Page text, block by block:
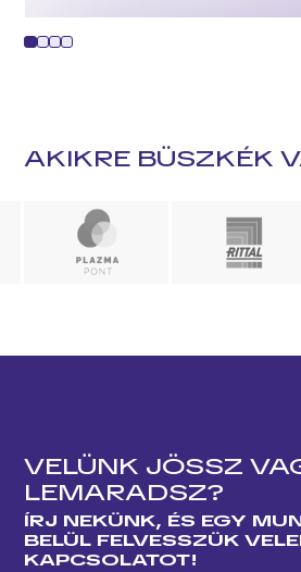
1 2 3 4
AKIKRE BÜSZKÉK
VELÜNK JÖSSZ
LEMARADSZ?
ÍRJ NEKÜNK, ÉS EGY
BELÜL FELVESSZÜK
KAPCSOLATOT!